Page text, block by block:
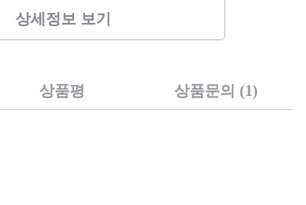
상세정보 보기
상품평 상품문의 (1)